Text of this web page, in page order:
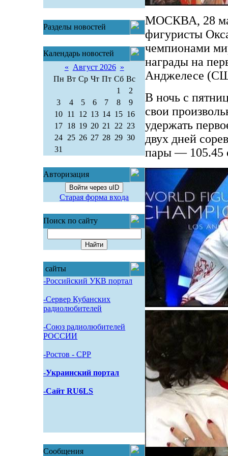
Разделы новостей
Календарь новостей
« Август 2026 »
Пн Вт Ср Чт Пт Сб Вс
1
2
3
4 5 6 7 8
9
10 11 12 13 14 15 16
17 18 19 20 21 22 23
24 25 26 27 28 29 30
31
Авторизация
Войти через uID
Старая форма входа
Поиск по сайту
сайты
-Российский УКВ портал
-Сервер Кубанских
радиолюбителей
-Союз радиолюбителей
РОССИИ
-Pостов - CPP
-Украинский портал
-Сайт RU6LS
Сообщения
МОСКВА, 28
фигуристы
чемпионами
награды на
Анджелесе
В ночь с
свои
удержать
двух дней
пары — 105.45